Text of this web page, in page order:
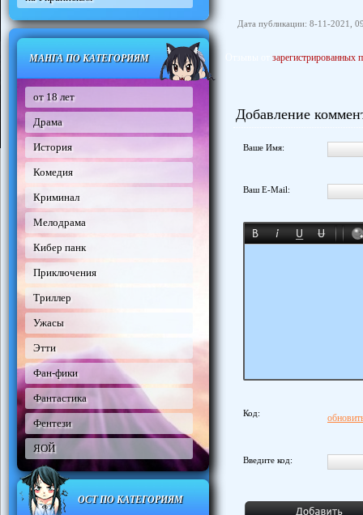
МАНГА ПО КАТЕГОРИЯМ
от 18 лет
Драма
История
Комедия
Криминал
Мелодрама
Кибер панк
Приключения
Триллер
Ужасы
Этти
Фан-фики
Фантастика
Фентези
ЯОЙ
ОСТ ПО КАТЕГОРИЯМ
Дата публикации: 8-11-2021,
зарегистрированных
Добавление
Ваше Имя:
Ваш E-Mail:
Код:
Введите код: